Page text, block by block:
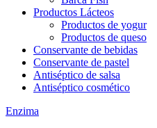
Productos Lácteos
Productos de yogur
Productos de queso
Conservante de bebidas
Conservante de pastel
Antiséptico de salsa
Antiséptico cosmético
Enzima